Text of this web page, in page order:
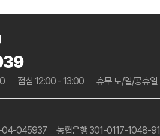
점심 12:00 - 13:00 휴무 토/일/공휴일
04-045937
농협은행 301-0117-1048-91